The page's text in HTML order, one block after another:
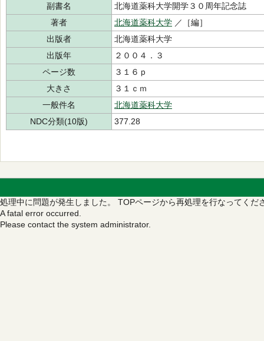
副書名
北海道薬科大学開学３０周年記念誌
著者
北海道薬科大学 ／［編］
出版者
北海道薬科大学
出版年
２００４．３
ページ数
３１６ｐ
大きさ
３１ｃｍ
一般件名
北海道薬科大学
NDC分類(10版)
377.28
処理中に問題が発生しました。 TOPページから再処理を行なってくだ
A fatal error occurred.
Please contact the system administrator.